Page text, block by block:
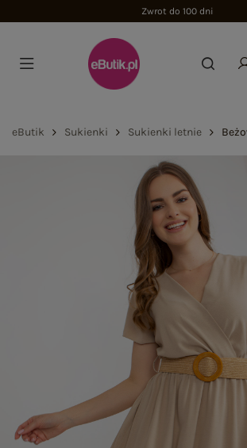
Zwrot do 100 dni
eButik Sukienki Sukienki letnie